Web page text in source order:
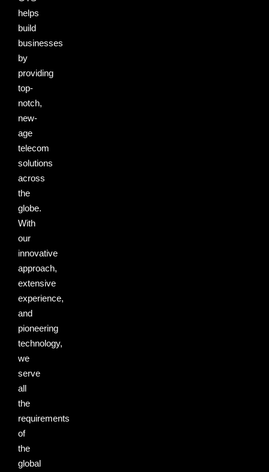
helps
build
businesses
by
providing
top-
notch,
new-
age
telecom
solutions
across
the
globe.
With
our
innovative
approach,
extensive
experience,
and
pioneering
technology,
we
serve
all
the
requirements
of
the
global